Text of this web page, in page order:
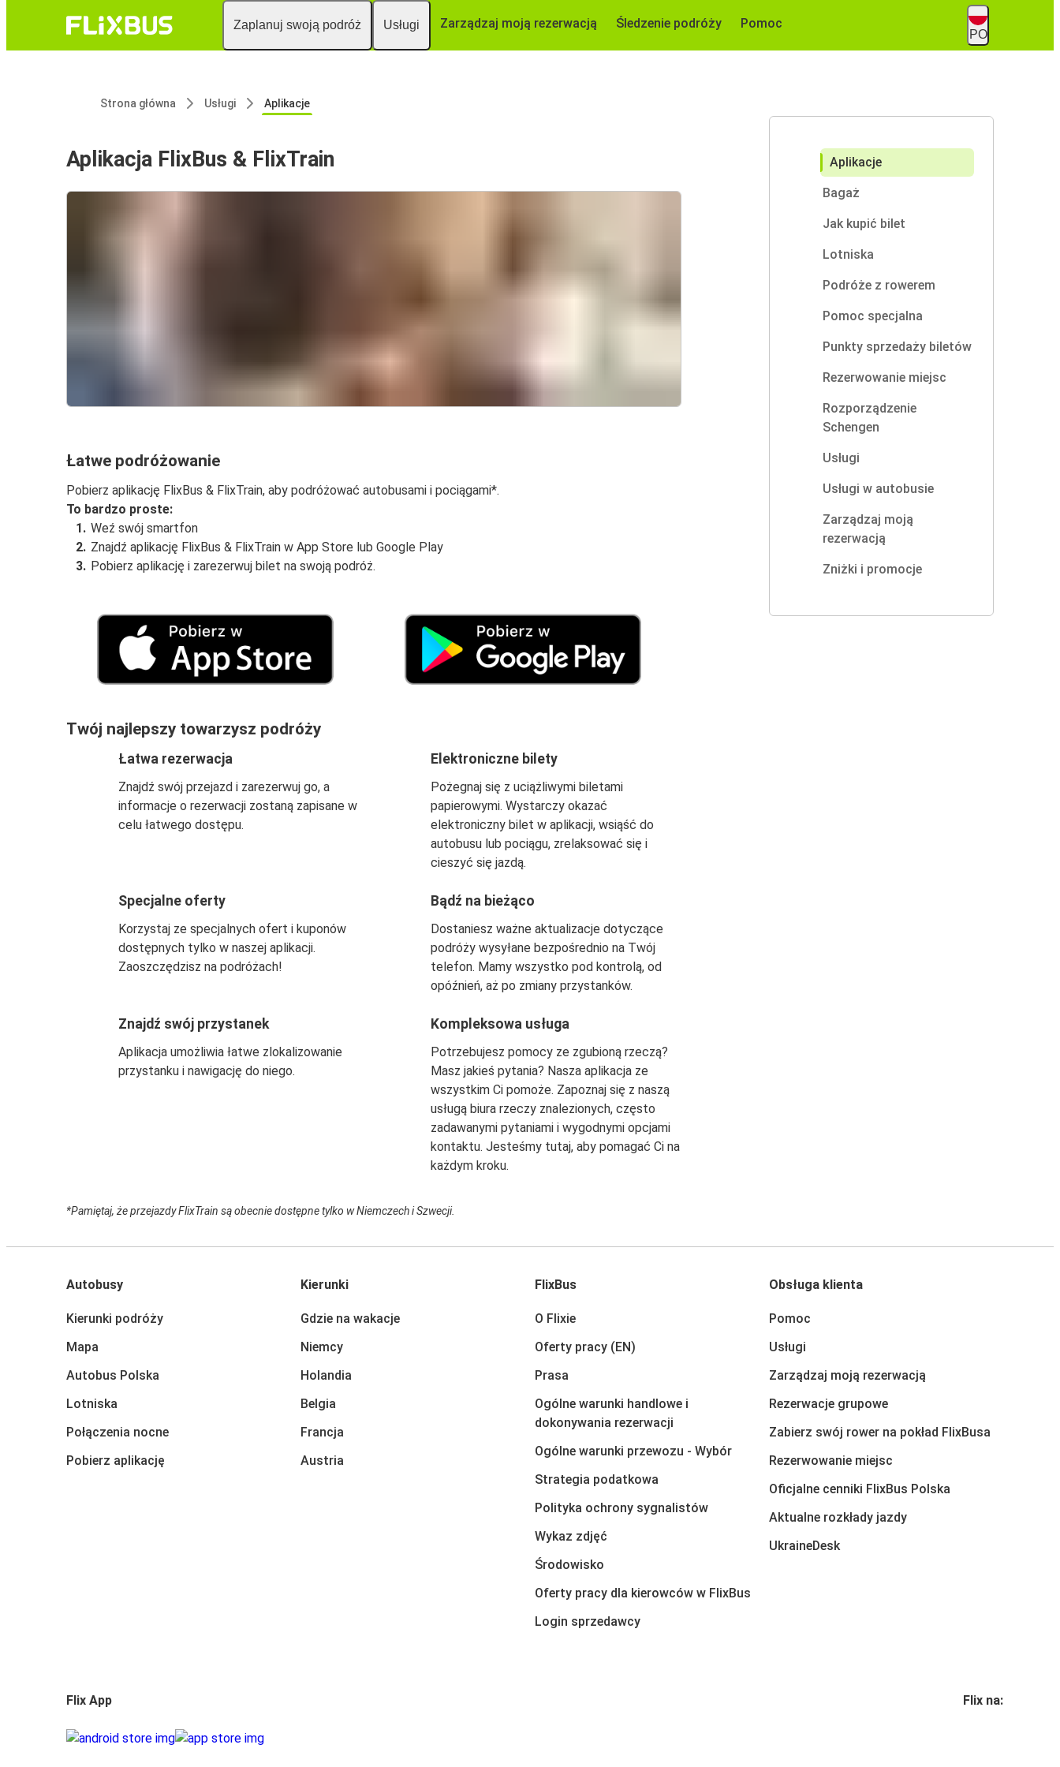
Zaplanuj swoją podróż Usługi Zarządzaj moją rezerwacją Śledzenie podróży Pomoc
PO
Strona główna Usługi Aplikacje
Aplikacja FlixBus & FlixTrain
Łatwe podróżowanie
Pobierz aplikację FlixBus & FlixTrain, aby podróżować autobusami i pociągami*.
To bardzo proste:
Weź swój smartfon
Znajdź aplikację FlixBus & FlixTrain w App Store lub Google Play
Pobierz aplikację i zarezerwuj bilet na swoją podróż.
Twój najlepszy towarzysz podróży
Łatwa rezerwacja
Znajdź swój przejazd i zarezerwuj go, a
informacje o rezerwacji zostaną zapisane w
celu łatwego dostępu.
Elektroniczne bilety
Pożegnaj się z uciążliwymi biletami
papierowymi. Wystarczy okazać
elektroniczny bilet w aplikacji, wsiąść do
autobusu lub pociągu, zrelaksować się i
cieszyć się jazdą.
Specjalne oferty
Korzystaj ze specjalnych ofert i kuponów
dostępnych tylko w naszej aplikacji.
Zaoszczędzisz na podróżach!
Bądź na bieżąco
Dostaniesz ważne aktualizacje dotyczące
podróży wysyłane bezpośrednio na Twój
telefon. Mamy wszystko pod kontrolą, od
opóźnień, aż po zmiany przystanków.
Znajdź swój przystanek
Aplikacja umożliwia łatwe zlokalizowanie
przystanku i nawigację do niego.
Kompleksowa usługa
Potrzebujesz pomocy ze zgubioną rzeczą?
Masz jakieś pytania? Nasza aplikacja ze
wszystkim Ci pomoże. Zapoznaj się z naszą
usługą biura rzeczy znalezionych, często
zadawanymi pytaniami i wygodnymi opcjami
kontaktu. Jesteśmy tutaj, aby pomagać Ci na
każdym kroku.
*Pamiętaj, że przejazdy FlixTrain są obecnie dostępne tylko w Niemczech i Szwecji.
Aplikacje
Bagaż
Jak kupić bilet
Lotniska
Podróże z rowerem
Pomoc specjalna
Punkty sprzedaży biletów
Rezerwowanie miejsc
Rozporządzenie
Schengen
Usługi
Usługi w autobusie
Zarządzaj moją
rezerwacją
Zniżki i promocje
Autobusy
Kierunki podróży
Mapa
Autobus Polska
Lotniska
Połączenia nocne
Pobierz aplikację
Kierunki
Gdzie na wakacje
Niemcy
Holandia
Belgia
Francja
Austria
FlixBus
O Flixie
Oferty pracy (EN)
Prasa
Ogólne warunki handlowe i
dokonywania rezerwacji
Ogólne warunki przewozu - Wybór
Strategia podatkowa
Polityka ochrony sygnalistów
Wykaz zdjęć
Środowisko
Oferty pracy dla kierowców w FlixBus
Login sprzedawcy
Obsługa klienta
Pomoc
Usługi
Zarządzaj moją rezerwacją
Rezerwacje grupowe
Zabierz swój rower na pokład FlixBusa
Rezerwowanie miejsc
Oficjalne cenniki FlixBus Polska
Aktualne rozkłady jazdy
UkraineDesk
Flix App Flix na: